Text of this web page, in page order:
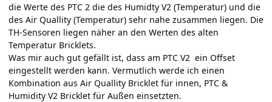
die Werte des PTC 2 die des Humidty V2 (Temperatur) und die
des Air Quallity (Temperatur) sehr nahe zusammen liegen. Die
TH-Sensoren liegen näher an den Werten des alten
Temperatur Bricklets.
Was mir auch gut gefällt ist, dass am PTC V2 ein Offset
eingestellt werden kann. Vermutlich werde ich einen
Kombination aus Air Quallity Bricklet für innen, PTC &
Humidity V2 Bricklet für Außen einsetzten.